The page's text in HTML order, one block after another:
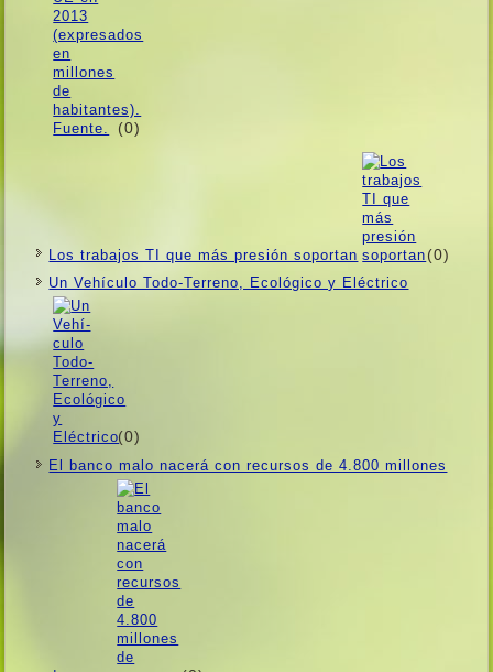
(0)
Los trabajos TI que más presión soportan (0)
Un Vehí­culo Todo-Terreno, Ecológico y Eléctrico
(0)
El banco malo nacerá con recursos de 4.800 millones